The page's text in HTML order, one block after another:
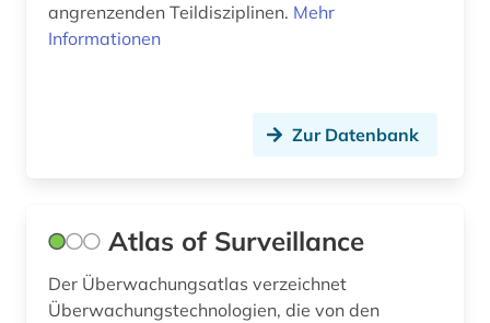
informations- und
informationsrecht (3)
informationssicherheit (2)
angrenzenden Teildisziplinen. Mehr
Informationen
Zur Datenbank
Atlas of Surveillance
Der Überwachungsatlas verzeichnet
Überwachungstechnologien, die von den